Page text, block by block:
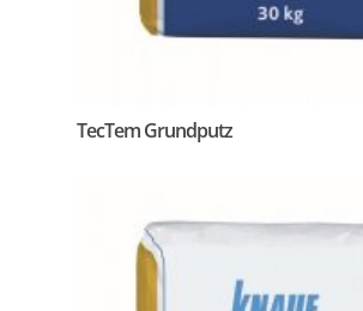
TecTem Grundputz